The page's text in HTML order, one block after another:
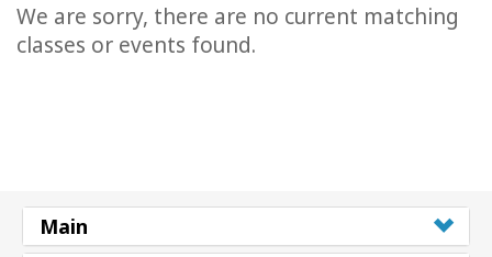
More
We are sorry, there are no current matching
classes or events found.
Main